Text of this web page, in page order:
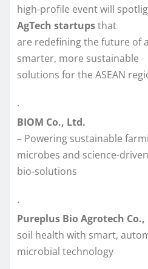
high-profile event will
AgTech startupsthat
are redefining the future of
smarter, more sustainable
solutions for the ASEAN
·
BIOM Co., Ltd.
– Powering sustainable
microbes and science-driven
bio-solutions
·
Pureplus Bio Agrotech Co.,
soil health with smart,
microbial technology